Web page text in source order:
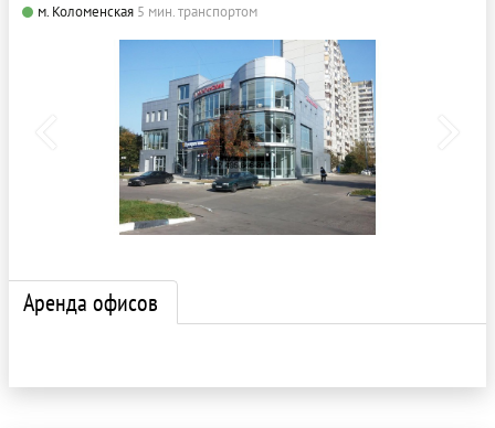
м. Коломенская 5 мин. транспортом
Аренда офисов